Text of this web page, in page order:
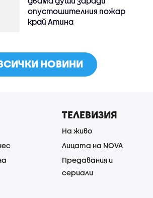
опустошителния пожар
край Атина
НОВИНИ
ТЕЛЕВИЗИЯ
На живо
Лицата на NOVA
Предавания и
сериали